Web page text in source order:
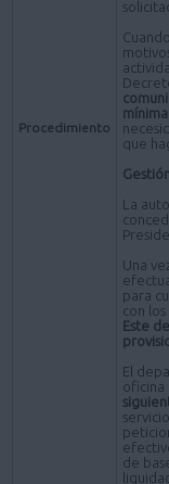
Procedimiento
que
Gestión
La
Una
para
con
Este
El
oficina
de